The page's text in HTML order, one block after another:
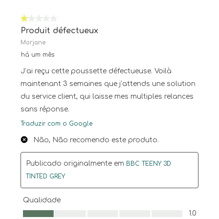
1 em 5 estrelas.
Produit défectueux
Morjane
há um mês
J’ai reçu cette poussette défectueuse. Voilà
maintenant 3 semaines que j’attends une solution
du service client, qui laisse mes multiples relances
sans réponse.
Traduzir com o Google
Não, Não recomendo este produto.
Publicado originalmente em BBC TEENY 3D
TINTED GREY
Qualidade
Qualidade, 1.0 em 5
1.0